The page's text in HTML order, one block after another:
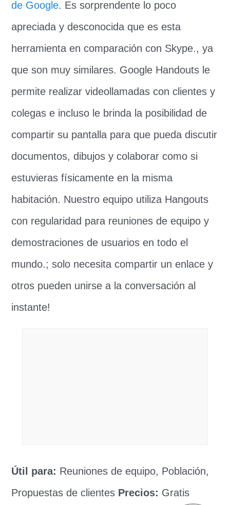
de Google. Es sorprendente lo poco
apreciada y desconocida que es esta
herramienta en comparación con Skype., ya
que son muy similares. Google Handouts le
permite realizar videollamadas con clientes y
colegas e incluso le brinda la posibilidad de
compartir su pantalla para que pueda discutir
documentos, dibujos y colaborar como si
estuvieras físicamente en la misma
habitación. Nuestro equipo utiliza Hangouts
con regularidad para reuniones de equipo y
demostraciones de usuarios en todo el
mundo.; solo necesita compartir un enlace y
otros pueden unirse a la conversación al
instante!
Útil para: Reuniones de equipo, Población,
Propuestas de clientes Precios: Gratis